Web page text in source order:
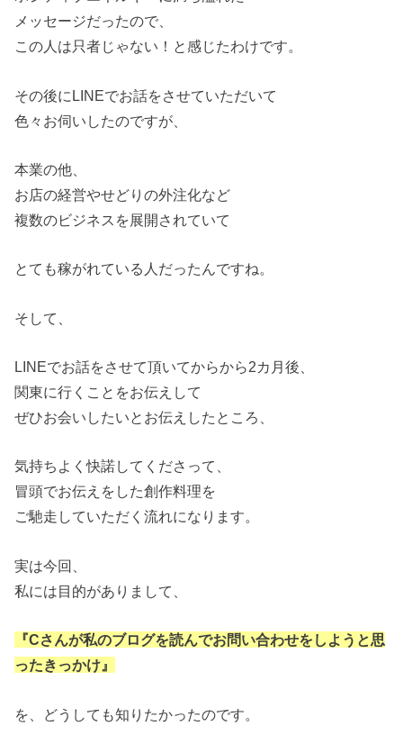
メッセージだったので、
この人は只者じゃない！と感じたわけです。
その後にLINEでお話をさせていただいて
色々お伺いしたのですが、
本業の他、
お店の経営やせどりの外注化など
複数のビジネスを展開されていて
とても稼がれている人だったんですね。
そして、
LINEでお話をさせて頂いてからから2カ月後、
関東に行くことをお伝えして
ぜひお会いしたいとお伝えしたところ、
気持ちよく快諾してくださって、
冒頭でお伝えをした創作料理を
ご馳走していただく流れになります。
実は今回、
私には目的がありまして、
『Cさんが私のブログを読んでお問い合わせをしようと思
ったきっかけ』
を、どうしても知りたかったのです。